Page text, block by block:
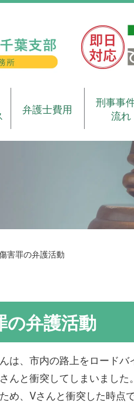
弁護士費用
刑事事
流れ
害罪の弁護活動
の弁護活動
は、市内の路上をロード
んと衝突してしまいました。
め、Vさんと衝突した時点